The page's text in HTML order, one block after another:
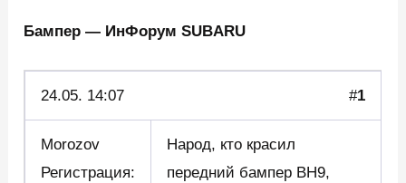
Бампер — ИнФорум SUBARU
24.05. 14:07 #1
Morozov
Регистрация:
Народ, кто красил
передний бампер ВН9,